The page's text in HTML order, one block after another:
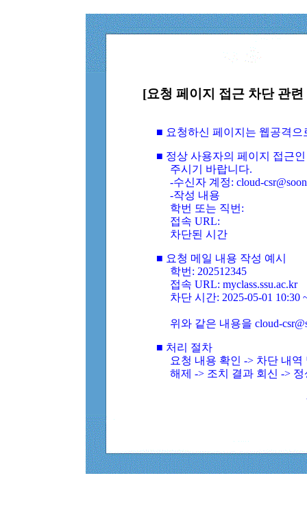
[요청 페이지 접근 차단 관
■ 요청하신 페이지는 웹공격
■ 정상 사용자의 페이지 접근
주시기 바랍니다.
-수신자 계정: cloud-
-작성 내용
학번 또는 직번:
접속 URL:
차단된 시간
■ 요청 메일 내용 작성 예시
학번: 202512345
접속 URL: myclass.ssu.ac.kr
차단 시간: 2025-05-01 10:30
위와 같은 내용을 cloud-
■ 처리 절차
요청 내용 확인 -> 차단 내
해제 -> 조치 결과 회신 ->